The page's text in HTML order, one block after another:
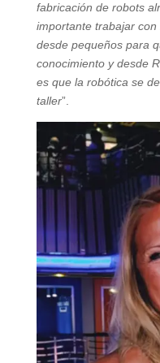
fabricación de robots
importante trabajar
desde pequeños para
conocimiento y desde
es que la robótica se
taller”.